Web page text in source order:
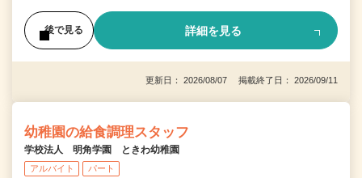
後で見る 詳細を見る
更新日： 2026/08/07 掲載終了日： 2026/09/11
幼稚園の給食調理スタッフ
学校法人 明角学園 ときわ幼稚園
アルバイト パート